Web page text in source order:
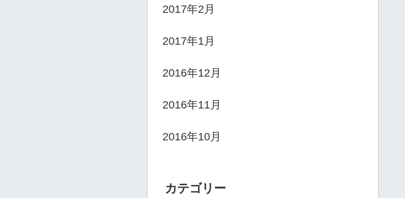
2017年2月
2017年1月
2016年12月
2016年11月
2016年10月
カテゴリー